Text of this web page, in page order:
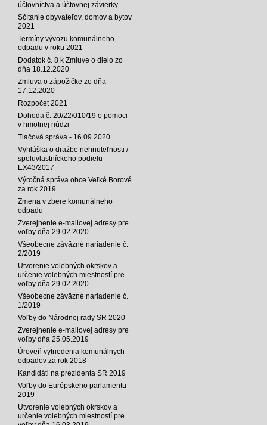
účtovníctva a účtovnej závierky
Sčítanie obyvateľov, domov a bytov
2021
Termíny vývozu komunálneho
odpadu v roku 2021
Dodatok č. 8 k Zmluve o dielo zo
dňa 18.12.2020
Zmluva o zápožičke zo dňa
17.12.2020
Rozpočet 2021
Dohoda č. 20/22/010/19 o pomoci
v hmotnej núdzi
Tlačová správa - 16.09.2020
Vyhláška o dražbe nehnuteľnosti /
spoluvlastníckeho podielu
EX43/2017
Výročná správa obce Veľké Borové
za rok 2019
Zmena v zbere komunálneho
odpadu
Zverejnenie e-mailovej adresy pre
voľby dňa 29.02.2020
Všeobecne záväzné nariadenie č.
2/2019
Utvorenie volebných okrskov a
určenie volebných miestností pre
voľby dňa 29.02.2020
Všeobecne záväzné nariadenie č.
1/2019
Voľby do Národnej rady SR 2020
Zverejnenie e-mailovej adresy pre
voľby dňa 25.05.2019
Úroveň vytriedenia komunálnych
odpadov za rok 2018
Kandidáti na prezidenta SR 2019
Voľby do Európskeho parlamentu
2019
Utvorenie volebných okrskov a
určenie volebných miestností pre